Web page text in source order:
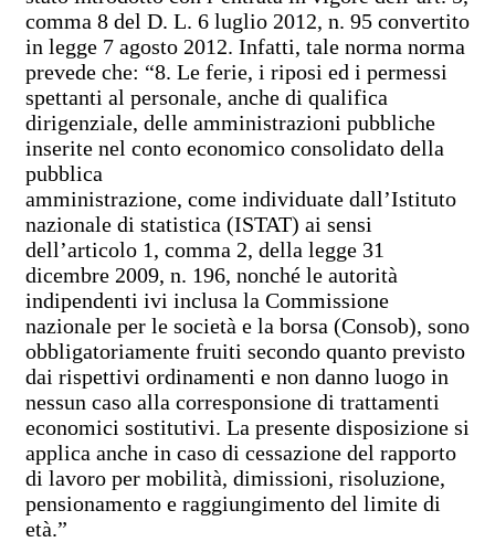
comma 8 del D. L. 6 luglio 2012, n. 95 convertito
in legge 7 agosto 2012. Infatti, tale norma norma
prevede che: “8. Le ferie, i riposi ed i permessi
spettanti al personale, anche di qualifica
dirigenziale, delle amministrazioni pubbliche
inserite nel conto economico consolidato della
pubblica
amministrazione, come individuate dall’Istituto
nazionale di statistica (ISTAT) ai sensi
dell’articolo 1, comma 2, della legge 31
dicembre 2009, n. 196, nonché le autorità
indipendenti ivi inclusa la Commissione
nazionale per le società e la borsa (Consob), sono
obbligatoriamente fruiti secondo quanto previsto
dai rispettivi ordinamenti e non danno luogo in
nessun caso alla corresponsione di trattamenti
economici sostitutivi. La presente disposizione si
applica anche in caso di cessazione del rapporto
di lavoro per mobilità, dimissioni, risoluzione,
pensionamento e raggiungimento del limite di
età.”